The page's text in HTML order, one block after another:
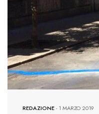
REDAZIONE-1 MARZO 2019